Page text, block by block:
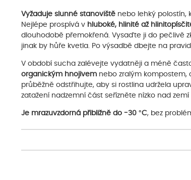
Vyžaduje slunné stanoviště nebo lehký polostín,
Nejlépe prospívá v hluboké, hlinité až
dlouhodobě přemokřená. Vysaďte ji do pečlivě
jinak by hůře kvetla. Po výsadbě dbejte na
V období sucha zalévejte vydatněji a méně
organickým hnojivem nebo zralým kompostem,
průběžně odstřihujte, aby si rostlina udržela
zatažení nadzemní část seřízněte nízko nad
Je mrazuvzdorná přibližně do -30 °C, bez